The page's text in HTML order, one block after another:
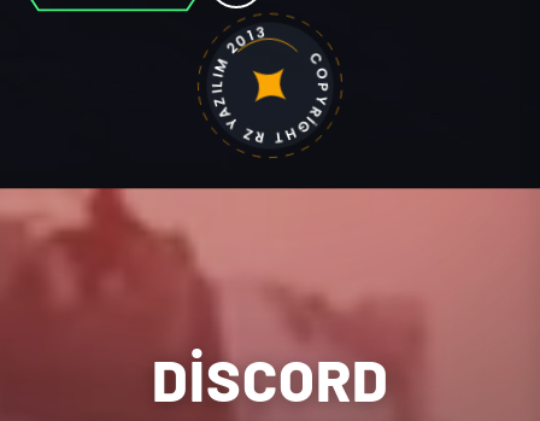
COPYRİGHT RZ YAZILIM 2013
DİSCORD